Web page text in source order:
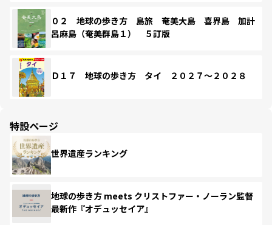
０２ 地球の歩き方 島旅 奄美大島 喜界島 加計
呂麻島（奄美群島１） ５訂版
Ｄ１７ 地球の歩き方 タイ ２０２７～２０２８
特設ページ
世界遺産ランキング
地球の歩き方 meets クリストファー・ノーラン監督
最新作『オデュッセイア』